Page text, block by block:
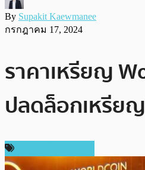
By Supakit Kaewmanee
กรกฎาคม 17, 2024
ราคาเหรียญ
ปลดล็อกเหรีย